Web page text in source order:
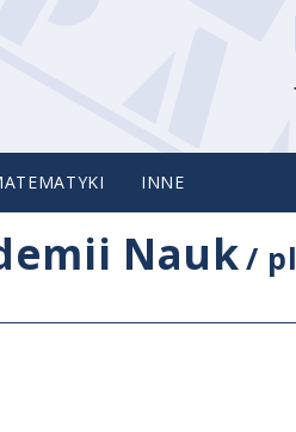
INNE
Nauk/ pl